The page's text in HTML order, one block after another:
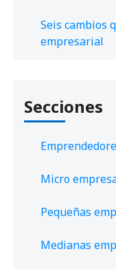
Seis cambios
empresarial
Secciones
Micro
Pequeñas
Medianas